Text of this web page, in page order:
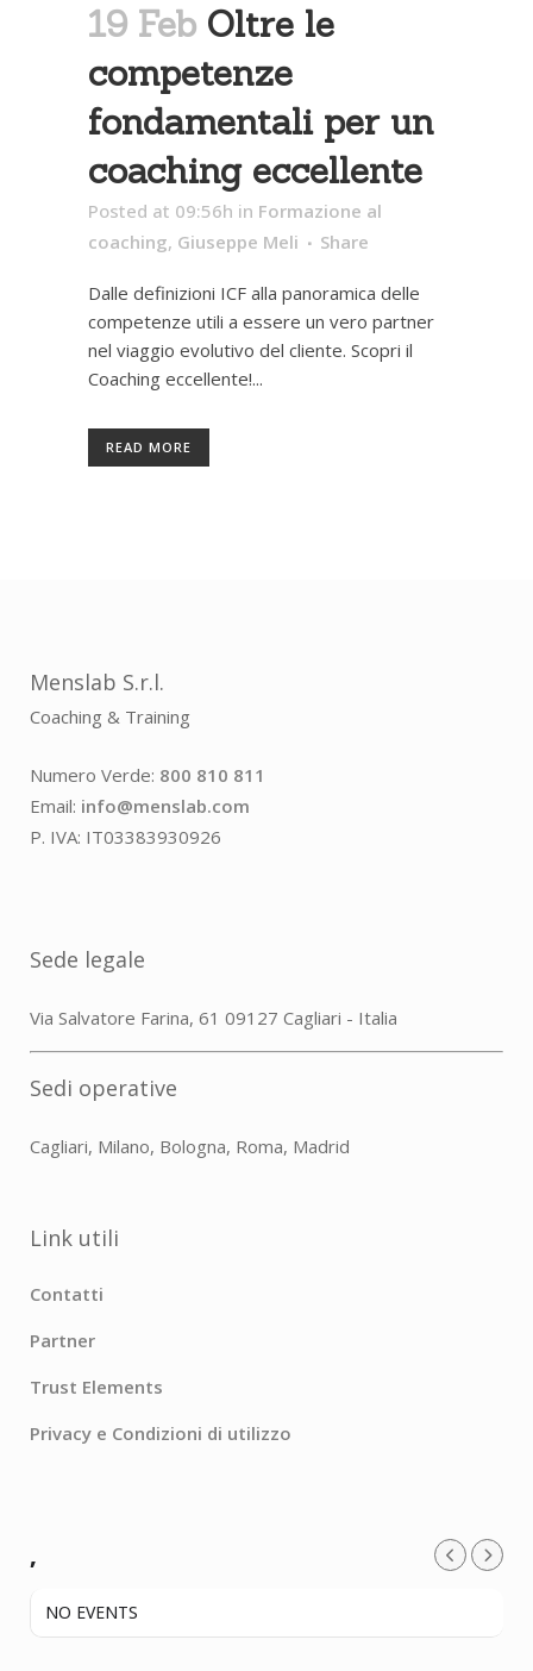
19 Feb Oltre le
competenze
fondamentali per un
coaching eccellente
Posted at 09:56h in Formazione al
coaching, Giuseppe Meli Share
Dalle definizioni ICF alla panoramica delle
competenze utili a essere un vero partner
nel viaggio evolutivo del cliente. Scopri il
Coaching eccellente!...
READ MORE
Menslab S.r.l.
Coaching & Training
Numero Verde: 800 810 811
Email: info@menslab.com
P. IVA: IT03383930926
Sede legale
Via Salvatore Farina, 61 09127 Cagliari - Italia
Sedi operative
Cagliari, Milano, Bologna, Roma, Madrid
Link utili
Contatti
Partner
Trust Elements
Privacy e Condizioni di utilizzo
,
NO EVENTS